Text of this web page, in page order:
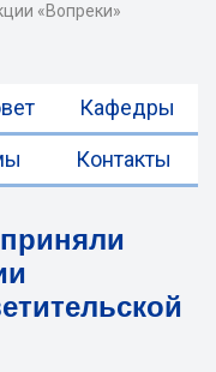
«Вопреки»
Кафедры
Контакты